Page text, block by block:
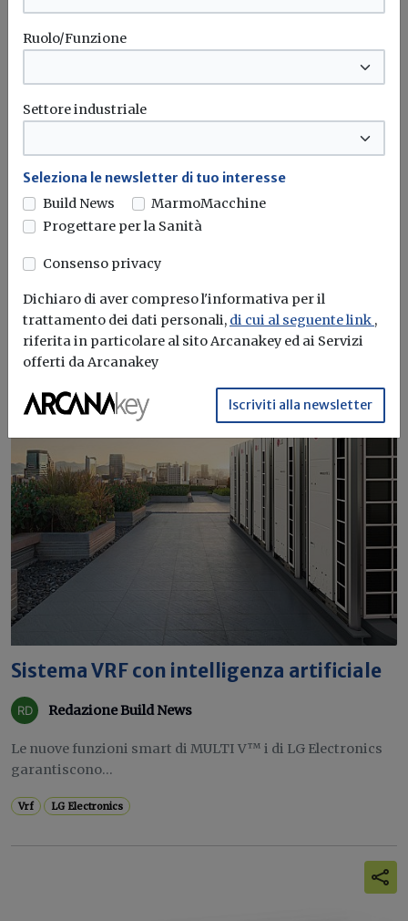
LG inaugura una nuova linea di
produzione di compressori scroll in
Redazione Build News
L’aumento della capacità produttiva rafforzerà la
Sistema VRF con intelligenza artificiale
Redazione Build News
Le nuove funzioni smart di MULTI V™ i di LG Electronics
garantiscono...
Vrf LG Electronics
Ruolo/Funzione
Settore industriale
Seleziona le newsletter di tuo interesse
Build News
MarmoMacchine
Progettare per la Sanità
Consenso privacy
Dichiaro di aver compreso l'informativa per il
trattamento dei dati personali, di cui al seguente link ,
riferita in particolare al sito Arcanakey ed ai Servizi
offerti da Arcanakey
Iscriviti alla newsletter